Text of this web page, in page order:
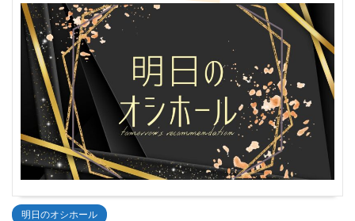
明日のオシホール